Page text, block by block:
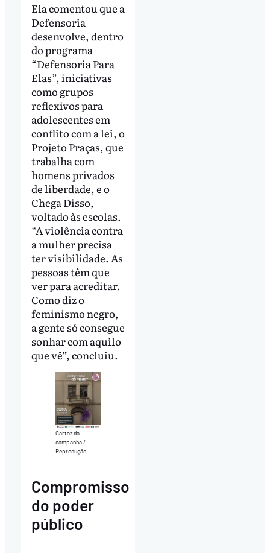
Ela comentou que a
Defensoria
desenvolve, dentro
do programa
“Defensoria Para
Elas”, iniciativas
como grupos
reflexivos para
adolescentes em
conflito com a lei, o
Projeto Praças, que
trabalha com
homens privados
de liberdade, e o
Chega Disso,
voltado às escolas.
“A violência contra
a mulher precisa
ter visibilidade. As
pessoas têm que
ver para acreditar.
Como diz o
feminismo negro,
a gente só consegue
sonhar com aquilo
que vê”, concluiu.
Cartaz da
campanha /
Reprodução
Compromisso
do poder
público